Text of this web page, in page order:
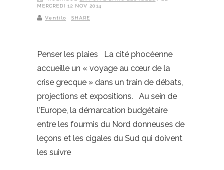
MERCREDI 12 NOV 2014
Ventilo SHARE
Penser les plaies La cité phocéenne
accueille un « voyage au cœur de la
crise grecque » dans un train de débats,
projections et expositions. Au sein de
l’Europe, la démarcation budgétaire
entre les fourmis du Nord donneuses de
leçons et les cigales du Sud qui doivent
les suivre